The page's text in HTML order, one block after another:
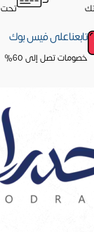
تحت
تابعنا على فيس بوك
خصومات تصل إلى 60%